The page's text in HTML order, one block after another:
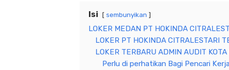
Isi sembunyikan
LOKER MEDAN PT HOKINDA
LOKER PT HOKINDA CITRALESTARI
LOKER TERBARU ADMIN AUDIT
Perlu di perhatikan Bagi Pencari